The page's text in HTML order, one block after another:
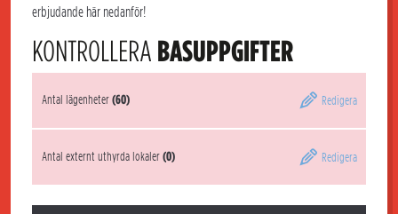
erbjudande här nedanför!
KONTROLLERA BASUPPGIFTER
Antal lägenheter(60) Redigera
Antal externt uthyrda lokaler(0) Redigera